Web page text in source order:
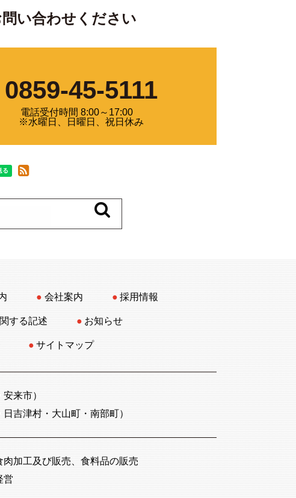
い合わせください
0859-45-5111
電話受付時間 8:00～17:00
※水曜日、日曜日、祝日休み
会社案内 採用情報
する記述 お知らせ
サイトマップ
来市）
吉津村・大山町・南部町）
加工及び販売、食料品の販売
営